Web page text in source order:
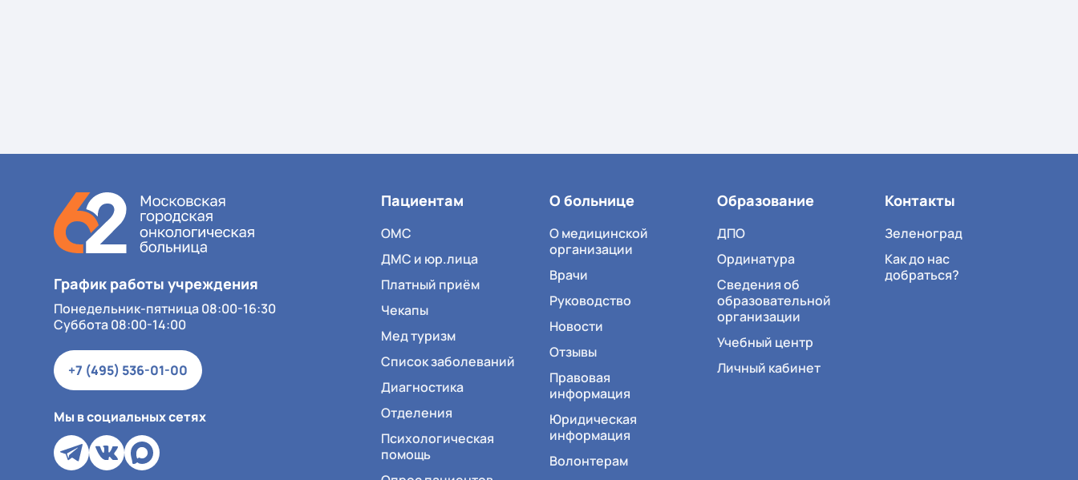
График работы учреждения
Понедельник-пятница 08:00-16:30
Суббота 08:00-14:00
+7 (495) 536-01-00
Мы в социальных сетях
Пациентам
ОМС
ДМС и юр.лица
Платный приём
Чекапы
Мед туризм
Список заболеваний
Диагностика
Отделения
Психологическая
помощь
О больнице
О медицинской
организации
Врачи
Руководство
Новости
Отзывы
Правовая
информация
Юридическая
информация
Волонтерам
Образование
ДПО
Ординатура
Сведения об
образовательной
организации
Учебный центр
Личный кабинет
Контакты
Зеленоград
Как до нас
добраться?